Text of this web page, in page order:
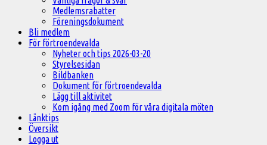
Medlemsrabatter
Föreningsdokument
Bli medlem
För förtroendevalda
Nyheter och tips 2026-03-20
Styrelsesidan
Bildbanken
Dokument för förtroendevalda
Lägg till aktivitet
Kom igång med Zoom för våra digitala möten
Länktips
Översikt
Logga ut